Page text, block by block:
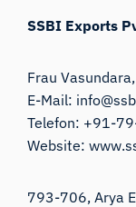
SSBI Exports
Frau
E-Mail:
Telefon: +91-
Website:
793-706, Arya